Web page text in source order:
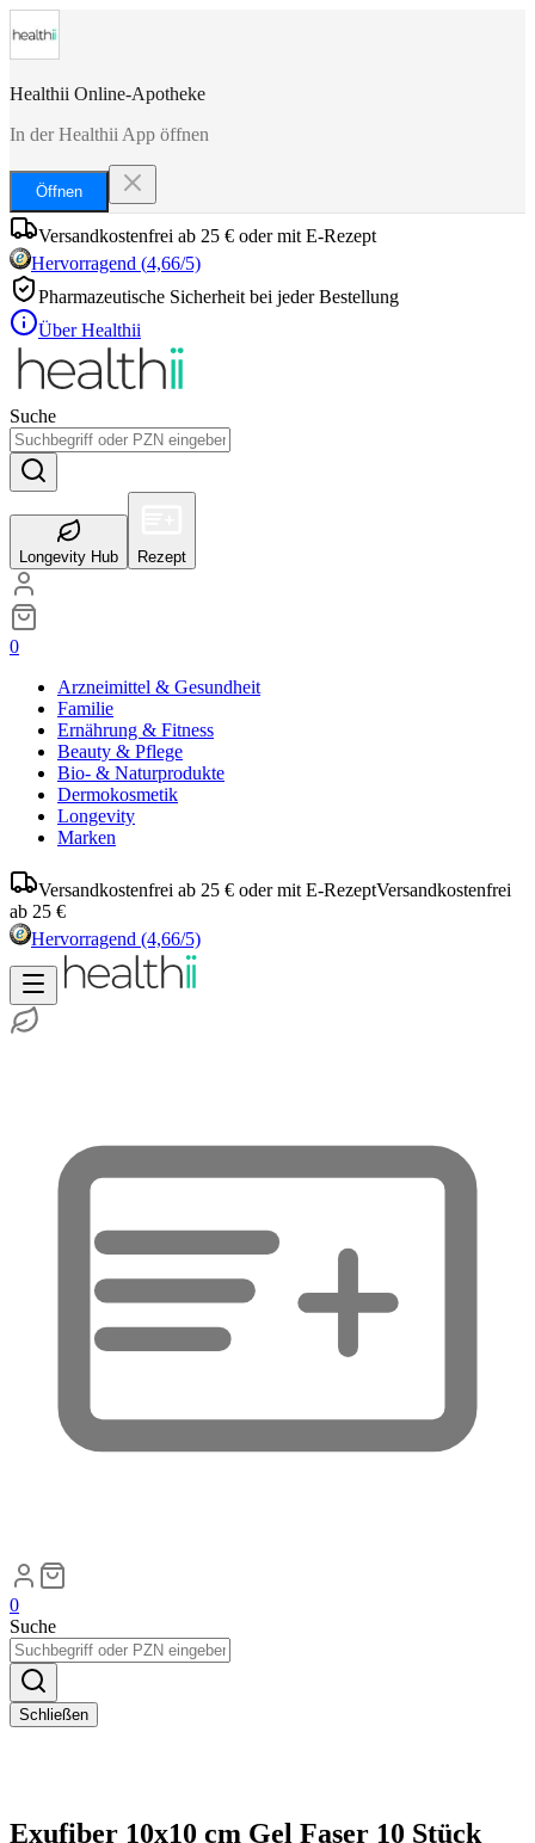
Healthii Online-Apotheke
In der Healthii App öffnen
Öffnen
Versandkostenfrei ab 25 € oder mit E-Rezept
Hervorragend (4,66/5)
Pharmazeutische Sicherheit bei jeder Bestellung
Über Healthii
Suche
Longevity Hub Rezept
0
Arzneimittel & Gesundheit
Familie
Ernährung & Fitness
Beauty & Pflege
Bio- & Naturprodukte
Dermokosmetik
Longevity
Marken
Versandkostenfrei ab 25 € oder mit E-RezeptVersandkostenfrei
ab 25 €
Hervorragend (4,66/5)
0
Suche
Schließen
Exufiber 10x10 cm Gel Faser 10 Stück